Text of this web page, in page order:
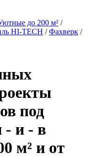
до 200 м² /
HI-TECH /Фахверк /
под
- и - в
м² и от